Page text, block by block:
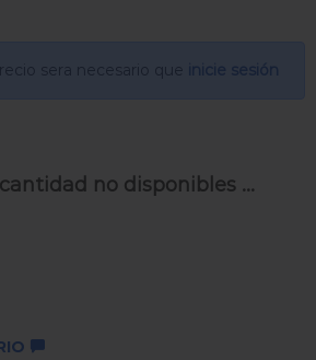
sera necesario que
no disponibles ...